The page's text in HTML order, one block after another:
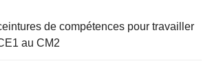
de compétences pour travailler
au CM2